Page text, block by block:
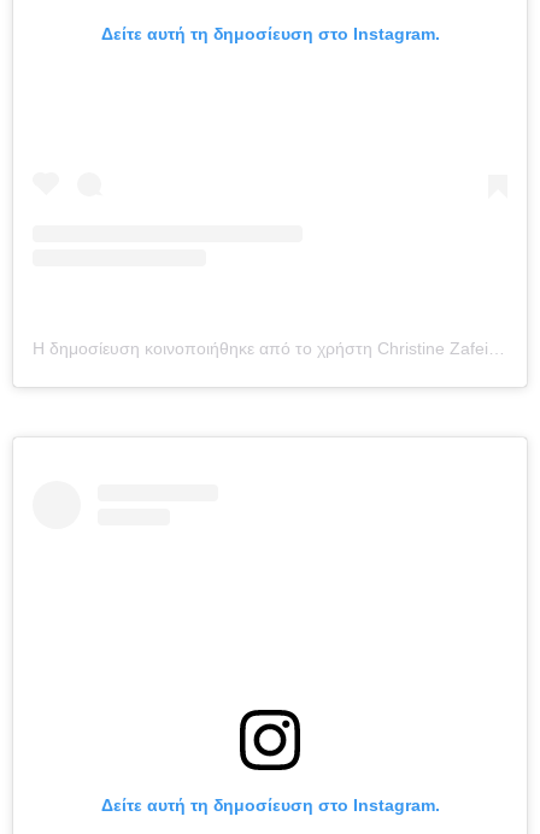
Δείτε αυτή τη δημοσίευση στο Instagram.
Η δημοσίευση κοινοποιήθηκε από το χρήστη Christine Zafeiriou (@christinazafeiriou)
Δείτε αυτή τη δημοσίευση στο Instagram.